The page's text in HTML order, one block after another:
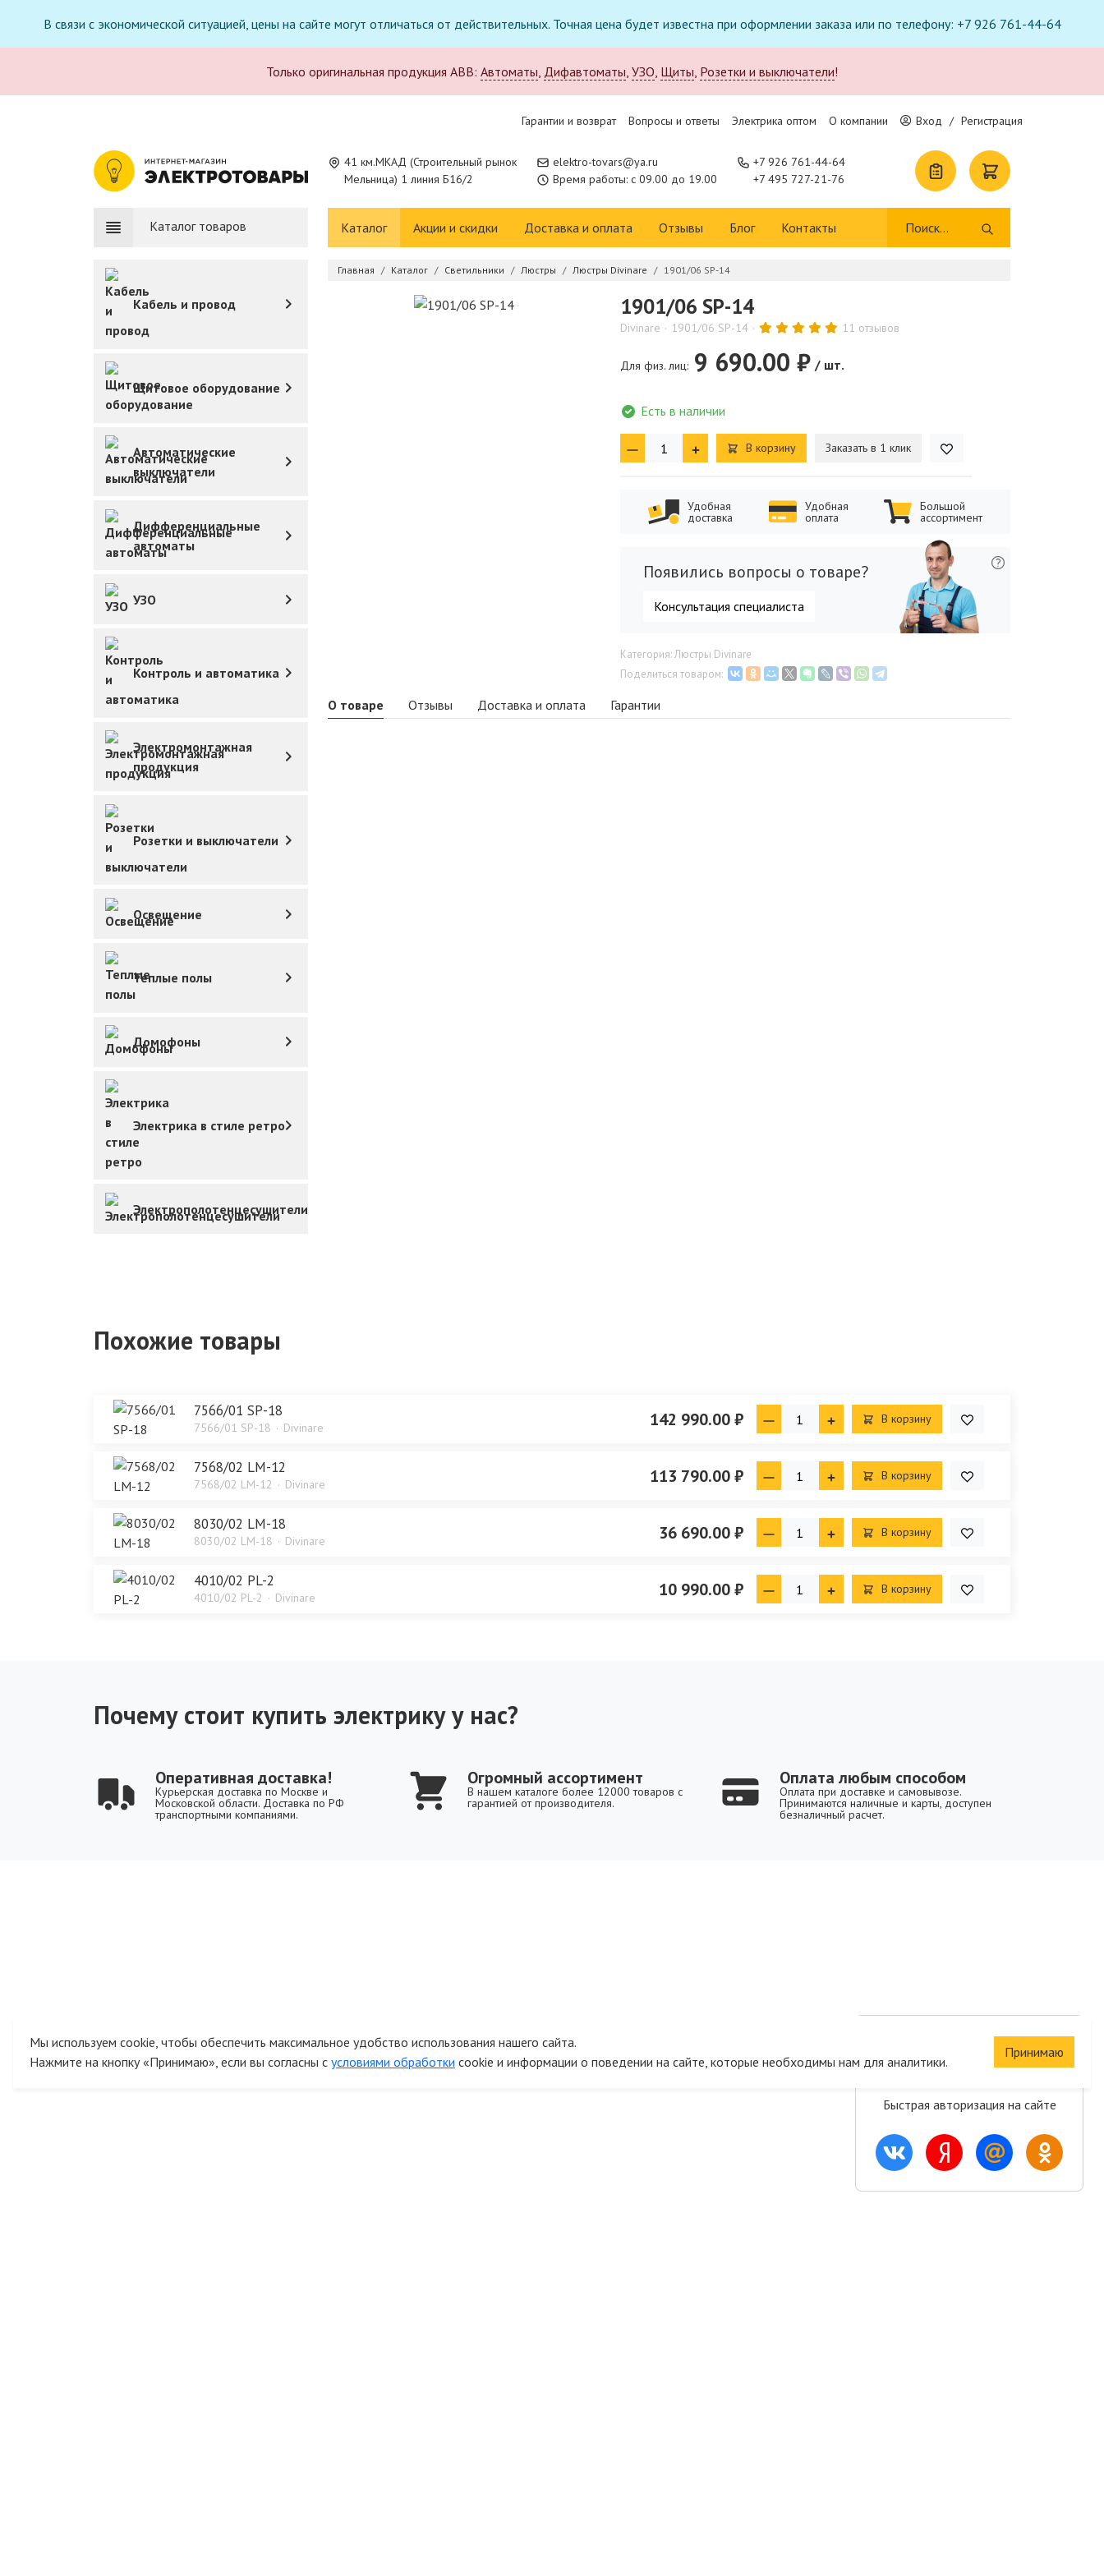
В связи с экономической ситуацией, цены на сайте могут отличаться от действительных. Точная цена будет известна при оформлении заказа или по телефону: +7 926 761-44-64
Только оригинальная продукция ABB: Автоматы, Дифавтоматы, УЗО, Щиты, Розетки и выключатели!
Гарантии и возврат Вопросы и ответы Электрика оптом О компании Вход / Регистрация
41 км.МКАД (Строительный рынок
Мельница) 1 линия Б16/2
elektro-tovars@ya.ru
Время работы: с 09.00 до 19.00
+7 926 761-44-64
+7 495 727-21-76
Каталог товаров Каталог Акции и скидки Доставка и оплата Отзывы Блог Контакты
Кабель и провод
Щитовое оборудование
Автоматические
выключатели
Дифференциальные
автоматы
УЗО
Контроль и автоматика
Электромонтажная
продукция
Розетки и выключатели
Освещение
Теплые полы
Домофоны
Электрика в стиле ретро
Электрополотенцесушители
Главная Каталог Светильники Люстры Люстры Divinare 1901/06 SP-14
1901/06 SP-14
Divinare 1901/06 SP-14 11 отзывов
Для физ. лиц: 9 690.00 ₽ / шт.
Есть в наличии
В корзину Заказать в 1 клик
Удобная
доставка
Удобная
оплата
Большой
ассортимент
Появились вопросы о товаре?
Консультация специалиста
Категория: Люстры Divinare
Поделиться товаром:
О товаре Отзывы Доставка и оплата Гарантии
Похожие товары
7566/01 SP-18
7566/01 SP-18 Divinare 142 990.00 ₽ В корзину
7568/02 LM-12
7568/02 LM-12 Divinare 113 790.00 ₽ В корзину
8030/02 LM-18
8030/02 LM-18 Divinare 36 690.00 ₽ В корзину
4010/02 PL-2
4010/02 PL-2 Divinare 10 990.00 ₽ В корзину
Почему стоит купить электрику у нас?
Оперативная доставка!
Курьерская доставка по Москве и
Московской области. Доставка по РФ
транспортными компаниями.
Огромный ассортимент
В нашем каталоге более 12000 товаров с
гарантией от производителя.
Оплата любым способом
Оплата при доставке и самовывозе.
Принимаются наличные и карты, доступен
безналичный расчет.
Сохраните корзину
и список желаний
Быстрая авторизация на сайте
Мы используем cookie, чтобы обеспечить максимальное удобство использования нашего сайта.
Нажмите на кнопку «Принимаю», если вы согласны с условиями обработки cookie и информации о поведении на сайте, которые необходимы нам для аналитики.
Принимаю